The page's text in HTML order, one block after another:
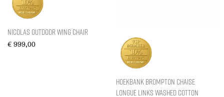
Nicolas Outdoor Wing Chair
€ 999,00
Hoekbank Brompton Chaise
Longue Links Washed Cotton